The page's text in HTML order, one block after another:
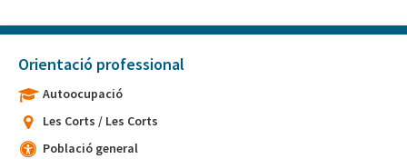
Orientació professional
Autoocupació
Les Corts / Les Corts
Població general